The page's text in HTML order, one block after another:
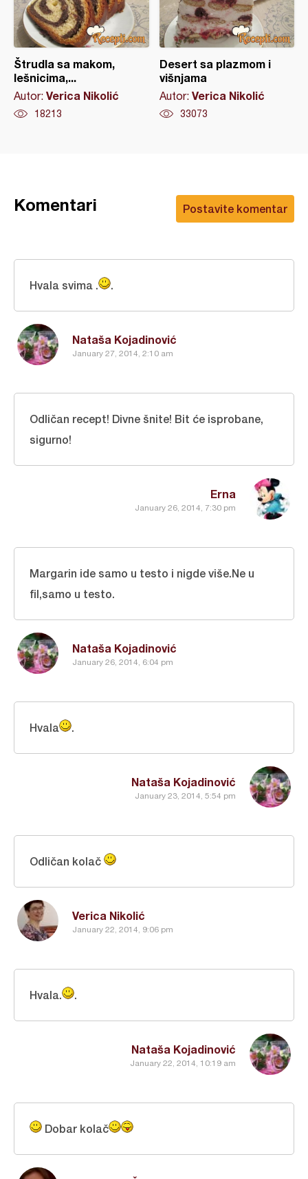
Štrudla sa makom,
lešnicima,...
Autor: Verica Nikolić
18213
Desert sa plazmom i
višnjama
Autor: Verica Nikolić
33073
Postavite komentar
Komentari
Nataša Kojadinović
January 27, 2014, 2:10 am
Hvala svima . .
Erna
January 26, 2014, 7:30 pm
Odličan recept! Divne šnite! Bit će isprobane,
sigurno!
Nataša Kojadinović
January 26, 2014, 6:04 pm
Margarin ide samo u testo i nigde više.Ne u
fil,samo u testo.
Nataša Kojadinović
January 23, 2014, 5:54 pm
Hvala .
Verica Nikolić
January 22, 2014, 9:06 pm
Odličan kolač
Nataša Kojadinović
January 22, 2014, 10:19 am
Hvala. .
Dobar kolač